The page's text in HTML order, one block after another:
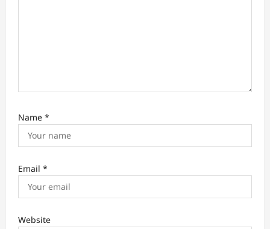
Name *
Email *
Website